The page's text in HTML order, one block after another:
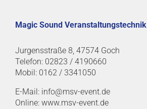
Magic Sound Veranstaltungstechnik
Jurgensstraße 8, 47574 Goch
Telefon: 02823 / 4190660
Mobil: 0162 / 3341050
E-Mail: info@msv-event.de
Online: www.msv-event.de